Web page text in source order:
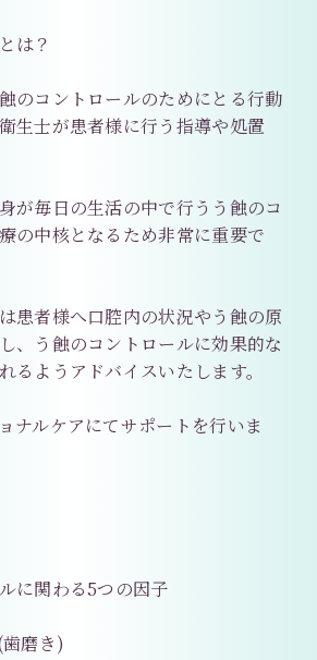
は？
のコントロールのためにとる行動
生士が患者様に行う指導や処置
が毎日の生活の中で行うう蝕のコ
の中核となるため非常に重要で
患者様へ口腔内の状況やう蝕の原
、う蝕のコントロールに効果的な
るようアドバイスいたします。
ナルケアにてサポートを行いま
に関わる5つの因子
磨き)